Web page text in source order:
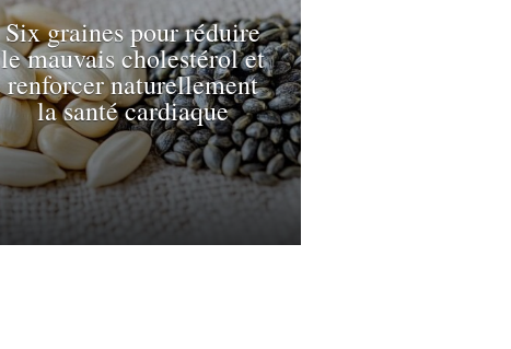
Six graines pour réduire
le mauvais cholestérol et
renforcer naturellement
la santé cardiaque